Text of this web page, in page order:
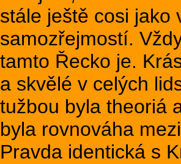
stále ještě cosi jako
samozřejmostí.
tamto Řecko je.
a skvělé v celých
tužbou byla theoriá
byla rovnováha
Pravda identická s